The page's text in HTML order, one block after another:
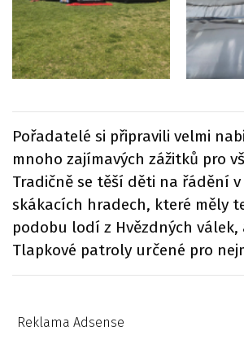
Pořadatelé si připravili velmi
mnoho zajímavých zážitků pro
Tradičně se těší děti na řádění v
skákacích hradech, které měly
podobu lodí z Hvězdných
Tlapkové patroly určené pro
Reklama Adsense